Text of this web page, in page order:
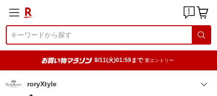
8/11(火)01:59まで 要エントリー
roryXtyle